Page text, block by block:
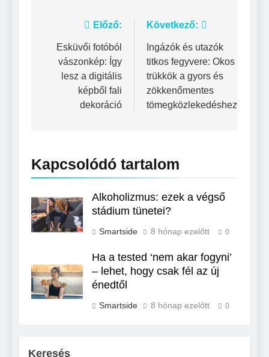
Bejegyzés
navigáció
Előző:
Esküvői fotóból
vászonkép: Így
lesz a digitális
képből fali
dekoráció
Következő:
Ingázók és utazók
titkos fegyvere: Okos
trükkök a gyors és
zökkenőmentes
tömegközlekedéshez
Kapcsolódó tartalom
Alkoholizmus: ezek a végső
stádium tünetei?
Smartside 8 hónap ezelőtt 0
Ha a tested ‘nem akar fogyni’
– lehet, hogy csak fél az új
énedtől
Smartside 8 hónap ezelőtt 0
Keresés